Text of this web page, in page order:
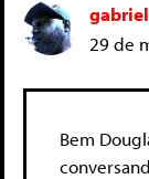
29 de
Bem